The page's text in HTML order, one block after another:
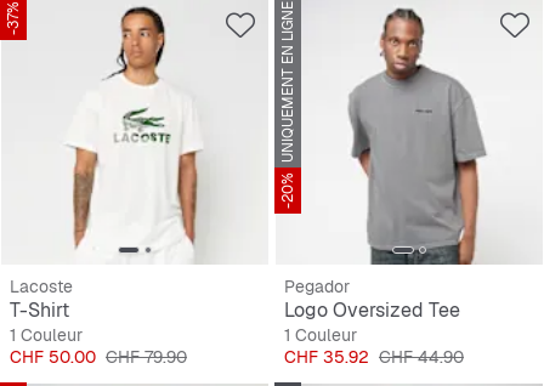
-37%
Lacoste
T-Shirt
1 Couleur
Prix
CHF 50.00 Prix original
CHF 79.90
UNIQUEMENT EN LIGNE
-20%
Pegador
Logo Oversized Tee
1 Couleur
Prix
CHF 35.92 Prix original
CHF 44.90